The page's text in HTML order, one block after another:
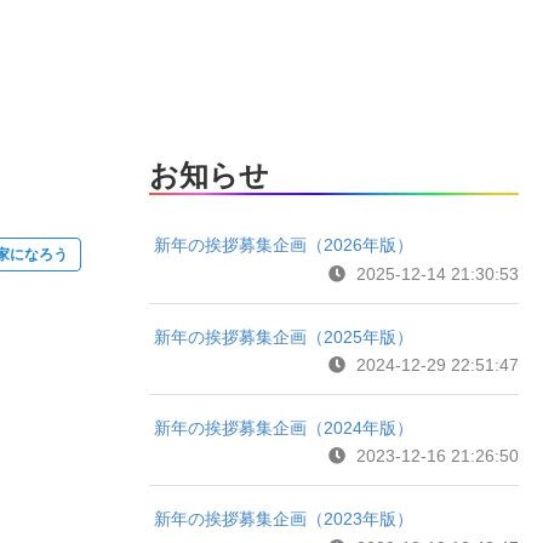
になろう
お知らせ
新年の挨拶募集企画（2026年版）
2025-12-14 21:30:53
新年の挨拶募集企画（2025年版）
2024-12-29 22:51:47
新年の挨拶募集企画（2024年版）
2023-12-16 21:26:50
新年の挨拶募集企画（2023年版）